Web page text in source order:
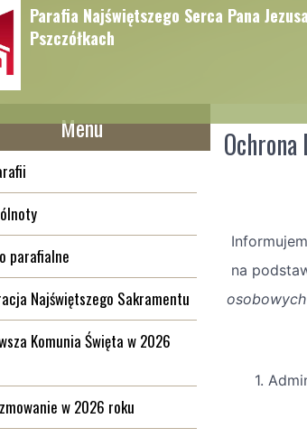
Parafia Najświętszego Serca Pana
Pszczółkach
Menu
parafialne
Najświętszego Sakramentu
Komunia Święta w 2026
w 2026 roku
Ochrona
na
1.